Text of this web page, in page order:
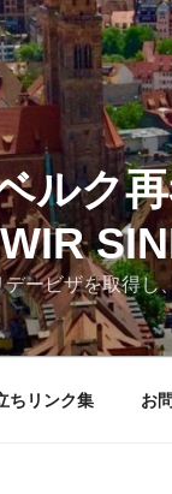
ルク
ービザを取得し
ちリンク集 お